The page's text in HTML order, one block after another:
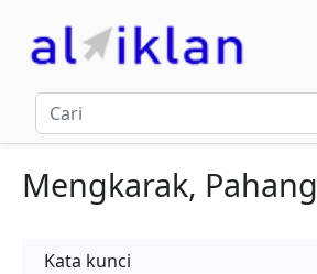
Mengkarak, Pahang
Kata kunci